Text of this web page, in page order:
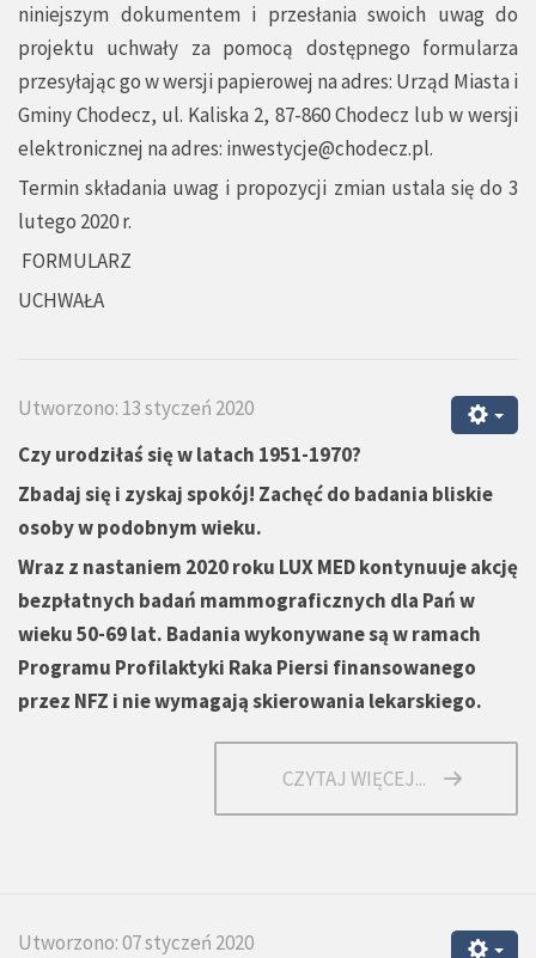
niniejszym dokumentem i przesłania swoich uwag do
projektu uchwały za pomocą dostępnego formularza
przesyłając go w wersji papierowej na adres: Urząd Miasta i
Gminy Chodecz, ul. Kaliska 2, 87-860 Chodecz lub w wersji
elektronicznej na adres: inwestycje@chodecz.pl.
Termin składania uwag i propozycji zmian ustala się do 3
lutego 2020 r.
FORMULARZ
UCHWAŁA
Utworzono: 13 styczeń 2020
Czy urodziłaś się w latach 1951-1970?
Zbadaj się i zyskaj spokój! Zachęć do badania bliskie
osoby w podobnym wieku.
Wraz z nastaniem 2020 roku LUX MED kontynuuje akcję
bezpłatnych badań mammograficznych dla Pań w
wieku 50-69 lat. Badania wykonywane są w ramach
Programu Profilaktyki Raka Piersi finansowanego
przez NFZ i nie wymagają skierowania lekarskiego.
CZYTAJ WIĘCEJ...
Utworzono: 07 styczeń 2020